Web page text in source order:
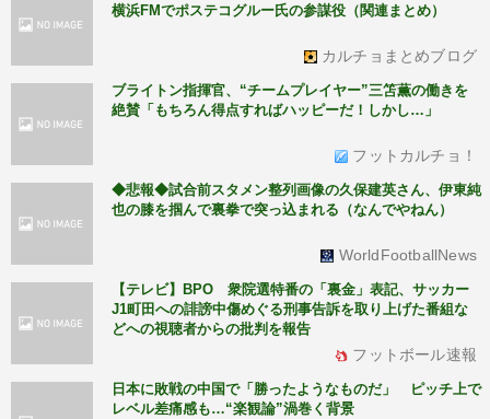
横浜FMでポステコグルー氏の参謀役（関連まとめ）
カルチョまとめブログ
ブライトン指揮官、“チームプレイヤー”三笘薫の働きを
絶賛「もちろん得点すればハッピーだ！しかし…」
フットカルチョ！
◆悲報◆試合前スタメン整列画像の久保建英さん、伊東純
也の膝を掴んで裏拳で突っ込まれる（なんでやねん）
WorldFootballNews
【テレビ】BPO 衆院選特番の「裏金」表記、サッカー
J1町田への誹謗中傷めぐる刑事告訴を取り上げた番組な
どへの視聴者からの批判を報告
フットボール速報
日本に敗戦の中国で「勝ったようなものだ」 ピッチ上で
レベル差痛感も…“楽観論”渦巻く背景